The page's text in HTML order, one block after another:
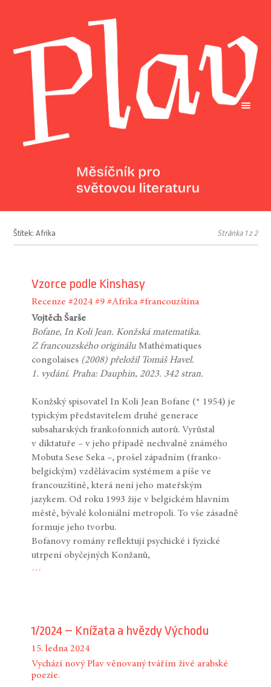
Štítek: Afrika Stránka 1 z 2
Vzorce podle Kinshasy
Recenze #2024 #9 #Afrika #francouzština
Vojtěch Šarše
Bofane, In Koli Jean. Konžská matematika.
Z francouzského origináluMathématiques
congolaises (2008) přeložil Tomáš Havel.
1. vydání. Praha: Dauphin, 2023. 342 stran.
Konžský spisovatel In Koli Jean Bofane (* 1954) je
typickým představitelem druhé generace
subsaharských frankofonních autorů. Vyrůstal
v diktatuře – v jeho případě nechvalně známého
Mobuta Sese Seka –, prošel západním (franko-
belgickým) vzdělávacím systémem a píše ve
francouzštině, která není jeho mateřským
jazykem. Od roku 1993 žije v belgickém hlavním
městě, bývalé koloniální metropoli. To vše zásadně
formuje jeho tvorbu.
Bofanovy romány reflektují psychické i fyzické
utrpení obyčejných Konžanů,
…
1/2024 – Knížata a hvězdy Východu
15. ledna 2024
Vychází nový Plav věnovaný tvářím živé arabské
poezie.